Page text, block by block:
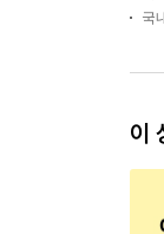
국
이